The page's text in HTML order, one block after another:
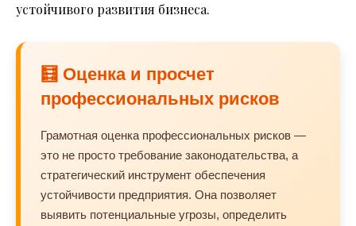
устойчивого развития бизнеса.
🧮 Оценка и просчет
профессиональных рисков
Грамотная оценка профессиональных рисков —
это не просто требование законодательства, а
стратегический инструмент обеспечения
устойчивости предприятия. Она позволяет
выявить потенциальные угрозы, определить